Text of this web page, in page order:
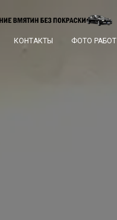
КОНТАКТЫ ФОТО РАБОТ